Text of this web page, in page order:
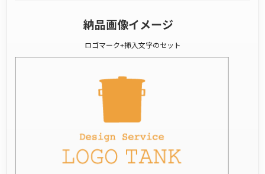
納品画像イメージ
ロゴマーク+挿入文字のセット